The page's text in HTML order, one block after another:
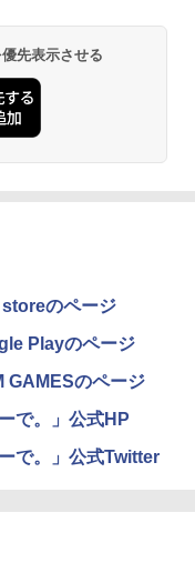
ライムだった件 蒼
【Blu-ray】(抽選で
配送BOX】【楽天ブ
+先着特典】劇場版
日本語・国内専用)
イド番号 9000円|オ
-PS5 【特典】
封入
ワイヤレスコン
イヤレス コントロー
イト)
イヤレス コントロー
電式バッテリー + US
ワイヤレス コン
無限城編 第一章 猗
リジナル巾着＋メー
】二振りの剣、十翼よ
描き下ろしイラスト
限定版 [Blu-ray]
先表示させる
のページ
Playのページ
GAMESのページ
で。」公式HP
で。」公式Twitter